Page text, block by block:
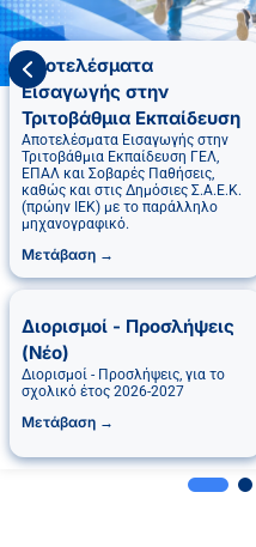
Αποτελέσματα
Εισαγωγής στην
Τριτοβάθμια Εκπαίδευση
Αποτελέσματα Εισαγωγής στην
Τριτοβάθμια Εκπαίδευση ΓΕΛ,
ΕΠΑΛ και Σοβαρές Παθήσεις,
καθώς και στις Δημόσιες Σ.Α.Ε.Κ.
(πρώην ΙΕΚ) με το παράλληλο
μηχανογραφικό.
Μετάβαση →
Διορισμοί - Προσλήψεις
(Νέο)
Διορισμοί - Προσλήψεις, για το
σχολικό έτος 2026-2027
Μετάβαση →